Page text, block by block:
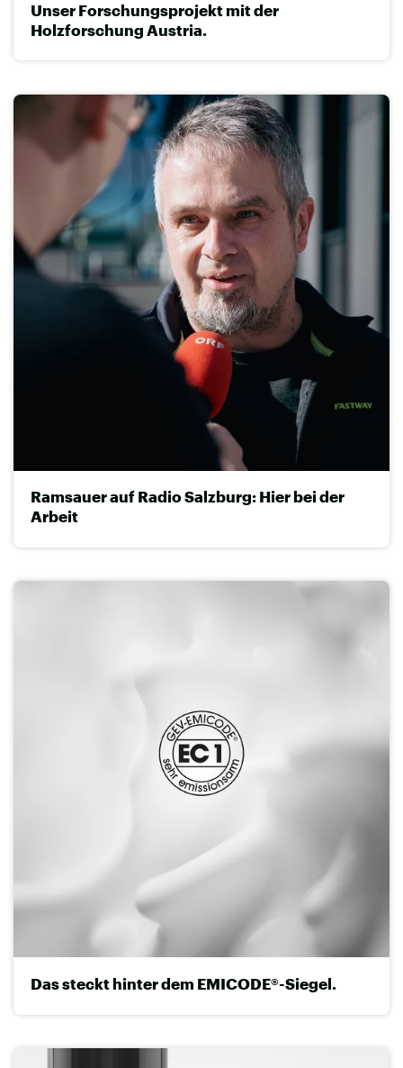
Unser Forschungsprojekt mit der
Holzforschung Austria.
Ramsauer auf Radio Salzburg: Hier bei der
Arbeit
Das steckt hinter dem EMICODE®-Siegel.